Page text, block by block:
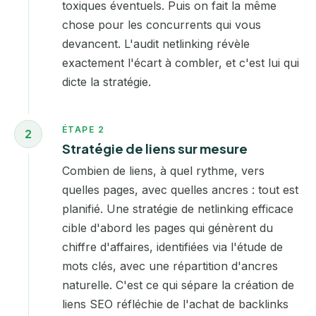
toxiques éventuels. Puis on fait la même
chose pour les concurrents qui vous
devancent. L'audit netlinking révèle
exactement l'écart à combler, et c'est lui qui
dicte la stratégie.
2 ÉTAPE 2
Stratégie de liens sur mesure
Combien de liens, à quel rythme, vers
quelles pages, avec quelles ancres : tout est
planifié. Une stratégie de netlinking efficace
cible d'abord les pages qui génèrent du
chiffre d'affaires, identifiées via l'étude de
mots clés, avec une répartition d'ancres
naturelle. C'est ce qui sépare la création de
liens SEO réfléchie de l'achat de backlinks